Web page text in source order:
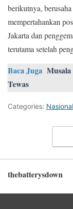
berikutnya,
mempertahankan
Jakarta dan
terutama setelah
Baca Juga
Tewas
Categories: Nasional
thebatterysdown